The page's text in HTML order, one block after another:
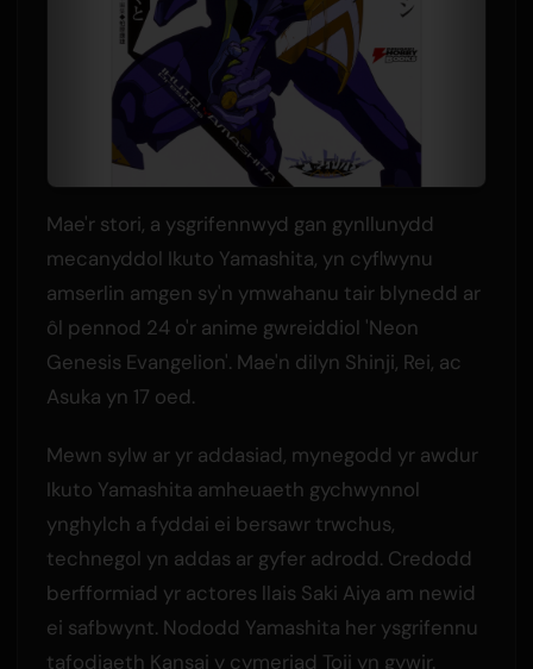
Mae'r stori, a ysgrifennwyd gan gynllunydd
mecanyddol Ikuto Yamashita, yn cyflwynu
amserlin amgen sy'n ymwahanu tair blynedd ar
ôl pennod 24 o'r anime gwreiddiol 'Neon
Genesis Evangelion'. Mae'n dilyn Shinji, Rei, ac
Asuka yn 17 oed.
Mewn sylw ar yr addasiad, mynegodd yr awdur
Ikuto Yamashita amheuaeth gychwynnol
ynghylch a fyddai ei bersawr trwchus,
technegol yn addas ar gyfer adrodd. Credodd
berfformiad yr actores llais Saki Aiya am newid
ei safbwynt. Nododd Yamashita her ysgrifennu
tafodiaeth Kansai y cymeriad Toji yn gywir.